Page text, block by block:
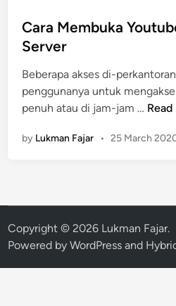
s
t
d
i
n
Cara Membuka
Server
Beberapa akses di-
penggunanya untuk
penuh atau di jam-jam … C
r
m
b
u
by Lukman Fajar • 25 March
Copyright © 2026 Lukman Fajar.
Powered byWordPress and